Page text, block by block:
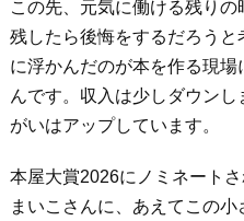
この先、元気に働ける残り
残したら後悔をするだろう
に浮かんだのが本を作る現
んです。収入は少しダウン
がいはアップしています。
本屋大賞2026にノミネート
まいこさんに、あえてこの